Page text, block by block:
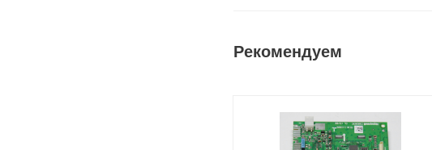
Рекомендуем